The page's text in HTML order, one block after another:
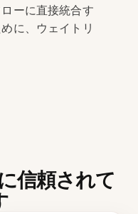
ーに直接統合す
に、ウェイトリ
信頼されて